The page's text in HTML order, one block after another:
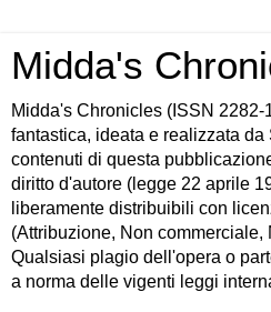
Midda's
Midda's Chronicles (ISSN 2282-
fantastica, ideata e realizzata da
contenuti di questa
diritto d'autore (legge 22 aprile
liberamente distribuibili con
(Attribuzione, Non commerciale,
Qualsiasi plagio dell'opera o
a norma delle vigenti leggi